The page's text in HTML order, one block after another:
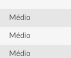
Médio
Médio
Médio